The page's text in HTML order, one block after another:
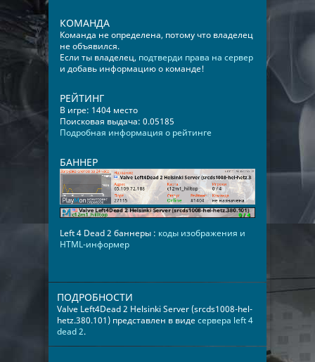
КОМАНДА
Команда не определена, потому что владелец
не объявился.
Если ты владелец, подтверди права на сервер
и добавь информацию о команде!
РЕЙТИНГ
В игре: 1404 место
Поисковая выдача: 0.05185
Подробная информация о рейтинге
БАННЕР
Left 4 Dead 2 баннеры : коды изображения и
HTML-информер
ПОДРОБНОСТИ
Valve Left4Dead 2 Helsinki Server (srcds1008-hel-
hetz.380.101) представлен в видесервера left 4
dead 2.